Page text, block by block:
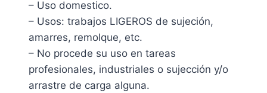
– Uso domestico.
– Usos: trabajos LIGEROS de sujeción,
amarres, remolque, etc.
– No procede su uso en tareas
profesionales, industriales o sujección y/o
arrastre de carga alguna.